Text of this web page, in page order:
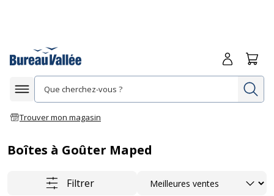
Afficher la navigation
Trouver mon magasin
Me
Boîtes à Goûter Maped
Filtrer Trier